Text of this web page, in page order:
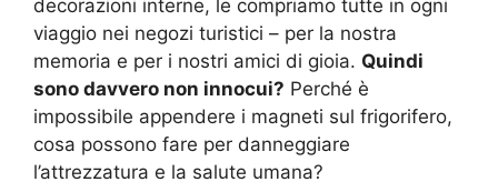
decorazioni interne, le compriamo tutte in ogni
viaggio nei negozi turistici – per la nostra
memoria e per i nostri amici di gioia. Quindi
sono davvero non innocui? Perché è
impossibile appendere i magneti sul frigorifero,
cosa possono fare per danneggiare
l’attrezzatura e la salute umana?